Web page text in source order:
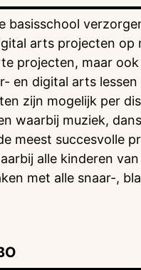
basisschool
arts projecten op
projecten, maar
en digital arts
zijn mogelijk per
waarbij muziek,
meest succesvolle
alle kinderen
met alle snaar-,